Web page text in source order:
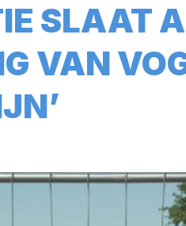
SLAAT
VAN